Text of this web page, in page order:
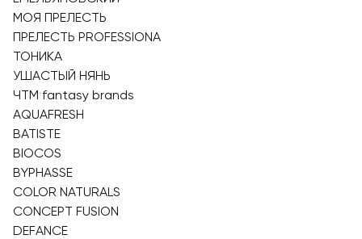
МОЯ ПРЕЛЕСТЬ
ПРЕЛЕСТЬ PROFESSIONA
ТОНИКА
УШАСТЫЙ НЯНЬ
ЧТМ fantasy brands
AQUAFRESH
BATISTE
BIOCOS
BYPHASSE
COLOR NATURALS
CONCEPT FUSION
DEFANCE